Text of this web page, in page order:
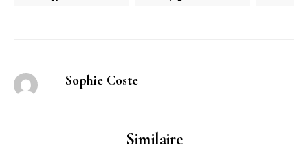
Sophie Coste
Similaire